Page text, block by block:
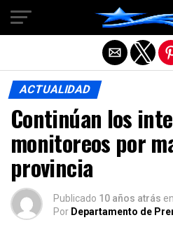
ACTUALIDAD
Continúan los
monitoreos por
provincia
Publicado 10 años atrás en
Por Departamento de
Salir de la